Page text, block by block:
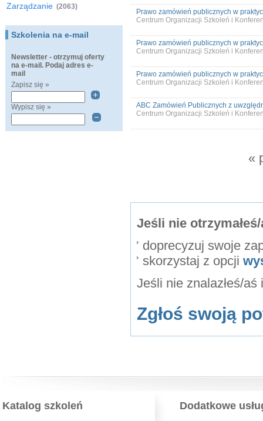
Zarządzanie (2063)
Szkolenia na e-mail
Newsletter - otrzymuj oferty
na e-mail. Podaj adres e-
mail
Zapisz się »
Wypisz się »
Prawo zamówień publicznych w
Centrum Organizacji Szkoleń i
Prawo zamówień publicznych w
Centrum Organizacji Szkoleń i
Prawo zamówień publicznych w
Centrum Organizacji Szkoleń i
ABC Zamówień Publicznych z
Centrum Organizacji Szkoleń i
«
Jeśli nie
doprecyzuj swoje
skorzystaj z opcji
Jeśli nie znalazłeś/
Zgłoś swoją
Katalog szkoleń Dodatkowe